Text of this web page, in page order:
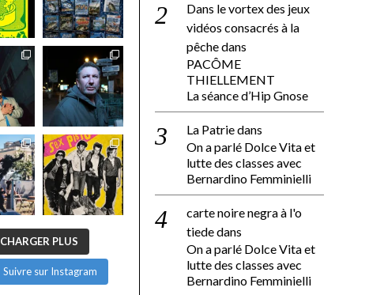
CHARGER PLUS
Suivre sur Instagram
Dans le vortex des jeux
vidéos consacrés à la
pêchedans
PACÔME
THIELLEMENT
La séance d’Hip Gnose
La Patriedans
On a parlé Dolce Vita et
lutte des classes avec
Bernardino Femminielli
carte noire negra à l'o
tiededans
On a parlé Dolce Vita et
lutte des classes avec
Bernardino Femminielli